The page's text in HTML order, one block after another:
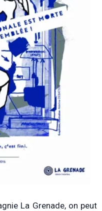
La Grenade, on peut